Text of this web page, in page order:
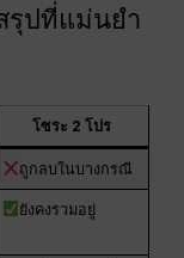
รุปที่แม่นยำ
โซระ 2 โปร
ถูกลบในบางกรณี
ยังคงรวมอยู่